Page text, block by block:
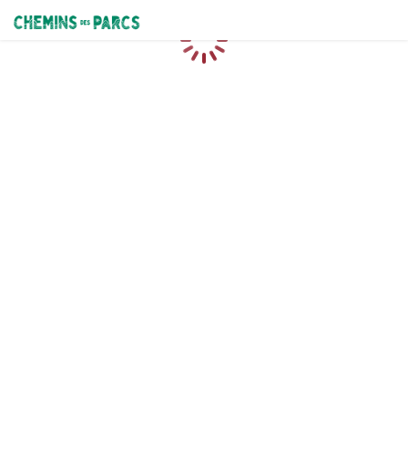
Chemins des Parcs
Loading